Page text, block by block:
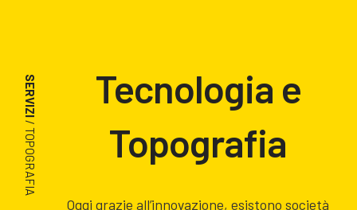
SERVIZI
/ TOPOGRAFIA
Tecnologia e
Topografia
Oggi grazie all’innovazione, esistono società